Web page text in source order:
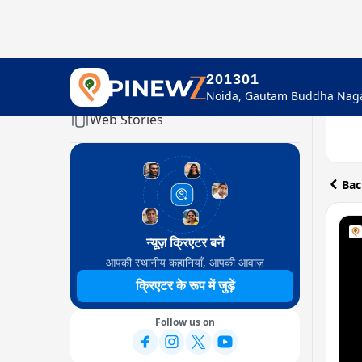
201301
Home
Web Stories
न्यूज़ क्रिएटर बनें
आपकी स्थानीय कहानियाँ, आपकी आवाज़
क्रिएटर के रूप में जुड़ें
Follow us on